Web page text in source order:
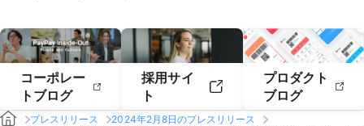
コーポレー
トブログ
採用サイ
ト
プロダクト
ブログ
プレスリリース
2024年2月8日のプレスリリース